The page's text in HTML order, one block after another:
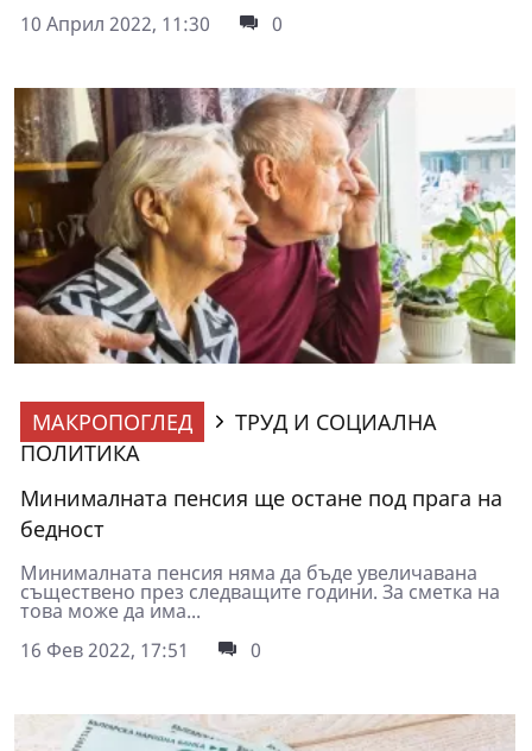
10 Април 2022, 11:30
0
МАКРОПОГЛЕД
ТРУД И СОЦИАЛНА
ПОЛИТИКА
Минималната пенсия ще остане под прага на
бедност
Минималната пенсия няма да бъде увеличавана
съществено през следващите години. За сметка на
това може да има...
16 Фев 2022, 17:51
0